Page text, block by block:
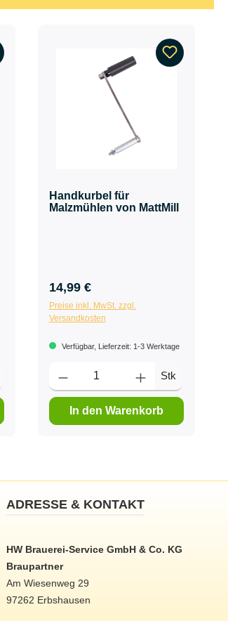
Handkurbel für
Malzmühlen von MattMill
14,99 €
Preise inkl. MwSt. zzgl.
Versandkosten
Verfügbar, Lieferzeit: 1-3 Werktage
Stk
In den Warenkorb
ADRESSE & KONTAKT
HW Brauerei-Service GmbH & Co. KG
Braupartner
Am Wiesenweg 29
97262 Erbshausen